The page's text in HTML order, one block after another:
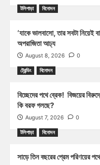
টলিপাড়া বিনোদন
‘যাকে ভালবাসো, তার সবটা নিয়েই
অপরাজিতা আঢ্য
August 8, 2026 0
ট্রেন্ডিং বিনোদন
বিচ্ছেদের পথে ব্রেক! বিজয়ের
কি বরফ গলছে?
August 7, 2026 0
টলিপাড়া বিনোদন
সাড়ে তিন বছরের প্রেম পরিণয়ের